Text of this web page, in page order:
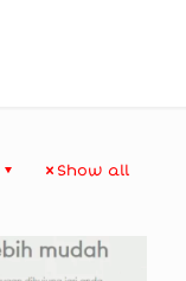
Show all